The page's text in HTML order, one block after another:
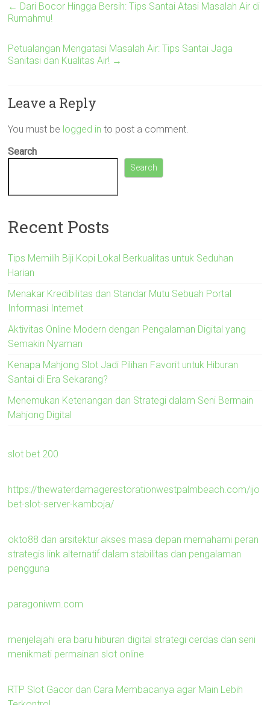
← Dari Bocor Hingga Bersih: Tips Santai Atasi Masalah Air di
Rumahmu!
Petualangan Mengatasi Masalah Air: Tips Santai Jaga
Sanitasi dan Kualitas Air! →
Leave a Reply
You must be logged in to post a comment.
Search
Search
Recent Posts
Tips Memilih Biji Kopi Lokal Berkualitas untuk Seduhan
Harian
Menakar Kredibilitas dan Standar Mutu Sebuah Portal
Informasi Internet
Aktivitas Online Modern dengan Pengalaman Digital yang
Semakin Nyaman
Kenapa Mahjong Slot Jadi Pilihan Favorit untuk Hiburan
Santai di Era Sekarang?
Menemukan Ketenangan dan Strategi dalam Seni Bermain
Mahjong Digital
slot bet 200
https://thewaterdamagerestorationwestpalmbeach.com/ijo
bet-slot-server-kamboja/
okto88 dan arsitektur akses masa depan memahami peran
strategis link alternatif dalam stabilitas dan pengalaman
pengguna
paragoniwm.com
menjelajahi era baru hiburan digital strategi cerdas dan seni
menikmati permainan slot online
RTP Slot Gacor dan Cara Membacanya agar Main Lebih